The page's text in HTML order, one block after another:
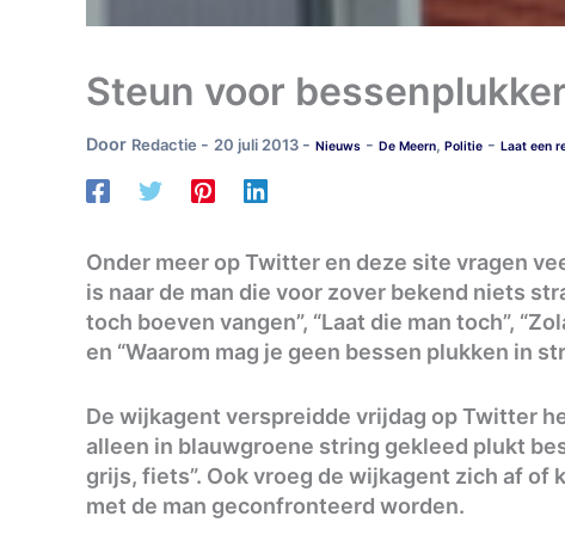
Steun voor
Door Redactie - 20 juli 2013 - Nieuws - De Meern, Politie - Laat een
Onder meer op Twitter en deze site vragen
is naar de man die voor zover bekend niets
toch boeven vangen”, “Laat die man toch”,
en “Waarom mag je geen bessen plukken in
De wijkagent verspreidde vrijdag op Twitter
alleen in blauwgroene string gekleed plukt
grijs, fiets”. Ook vroeg de wijkagent zich af
met de man geconfronteerd worden.